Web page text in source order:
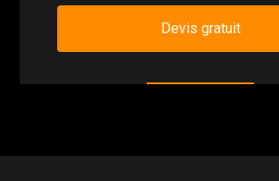
Devis gratuit